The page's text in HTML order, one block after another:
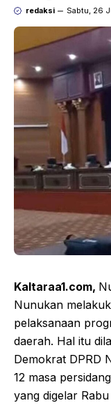
redaksi Sabtu, 26
Kaltaraa1.com,
Nunukan
pelaksanaan
daerah. Hal itu
Demokrat DPRD
12 masa
yang digelar